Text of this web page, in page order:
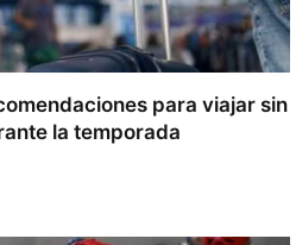
para viajar sin
la temporada